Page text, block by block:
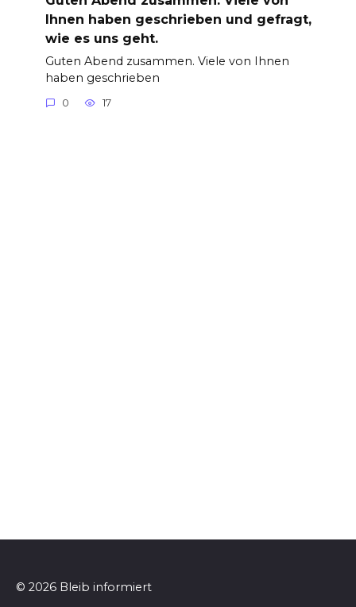
Ihnen haben geschrieben und gefragt,
wie es uns geht.
Guten Abend zusammen. Viele von Ihnen
haben geschrieben
0 17
© 2026 Bleib informiert